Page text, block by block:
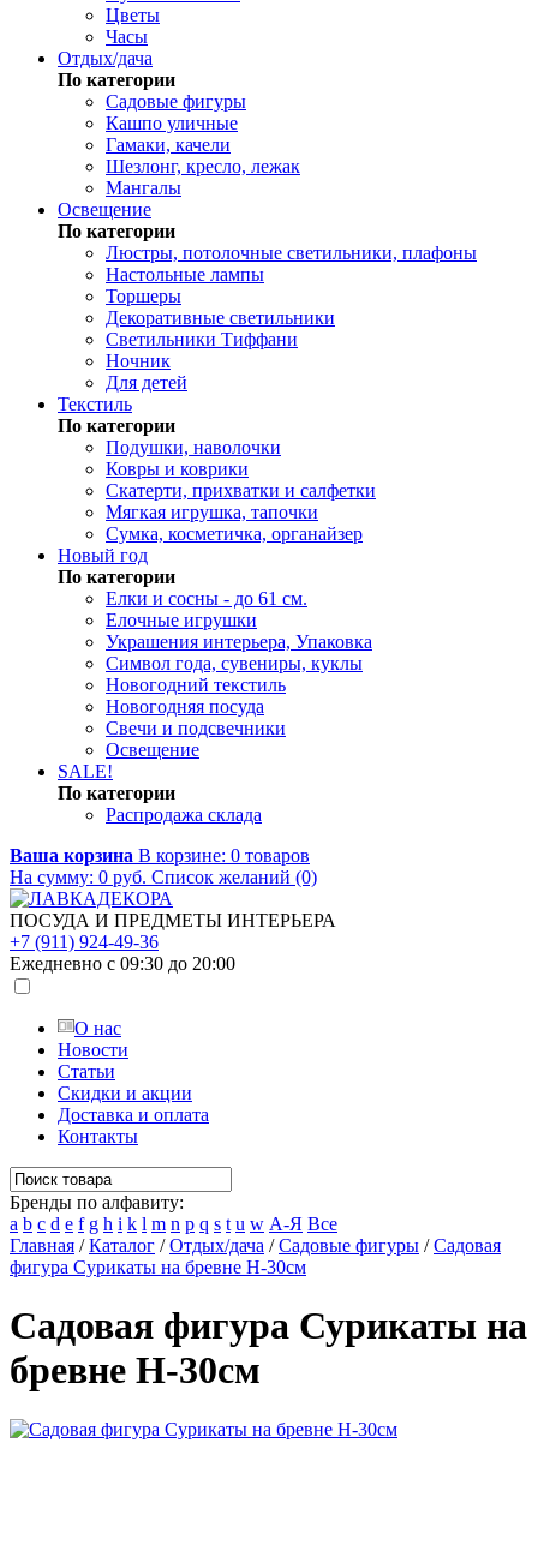
Цветы
Часы
Отдых/дача
По категории
Садовые фигуры
Кашпо уличные
Гамаки, качели
Шезлонг, кресло, лежак
Мангалы
Освещение
По категории
Люстры, потолочные светильники, плафоны
Настольные лампы
Торшеры
Декоративные светильники
Светильники Тиффани
Ночник
Для детей
Текстиль
По категории
Подушки, наволочки
Ковры и коврики
Скатерти, прихватки и салфетки
Мягкая игрушка, тапочки
Сумка, косметичка, органайзер
Новый год
По категории
Елки и сосны - до 61 см.
Елочные игрушки
Украшения интерьера, Упаковка
Символ года, сувениры, куклы
Новогодний текстиль
Новогодняя посуда
Свечи и подсвечники
Освещение
SALE!
По категории
Распродажа склада
Ваша корзина В корзине: 0 товаров
На сумму: 0 руб. Список желаний (0)
ПОСУДА И ПРЕДМЕТЫ ИНТЕРЬЕРА
+7 (911) 924-49-36
Ежедневно с 09:30 до 20:00
О нас
Новости
Статьи
Скидки и акции
Доставка и оплата
Контакты
Бренды по алфавиту:
a b c d e f g h i k l m n p q s t u w А-Я Все
Главная /Каталог /Отдых/дача /Садовые фигуры /Садовая
фигура Сурикаты на бревне Н-30см
Садовая фигура Сурикаты на
бревне Н-30см